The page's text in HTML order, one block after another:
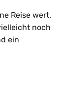
Reise wert.
noch
ein